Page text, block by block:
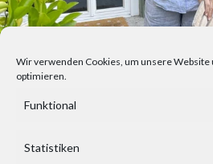
Wir verwenden Cookies, um unsere Website
optimieren.
Funktional
Statistiken